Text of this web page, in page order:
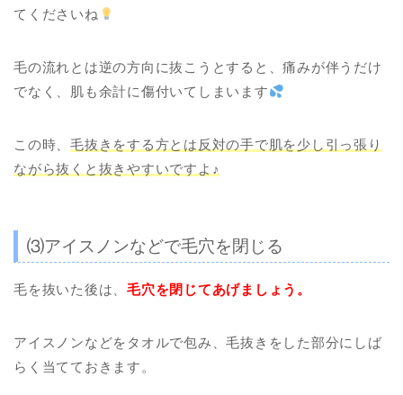
てくださいね
毛の流れとは逆の方向に抜こうとすると、痛みが伴うだけ
でなく、肌も余計に傷付いてしまいます
この時、毛抜きをする方とは反対の手で肌を少し引っ張り
ながら抜くと抜きやすいですよ♪
⑶アイスノンなどで毛穴を閉じる
毛を抜いた後は、毛穴を閉じてあげましょう。
アイスノンなどをタオルで包み、毛抜きをした部分にしば
らく当てておきます。